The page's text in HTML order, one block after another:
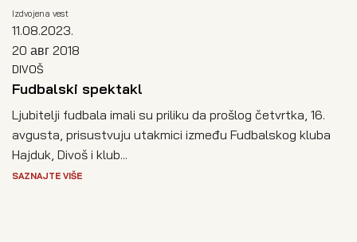
Izdvojena vest
11.08.2023.
20 авг 2018
DIVOŠ
Fudbalski spektakl
Ljubitelji fudbala imali su priliku da prošlog četvrtka, 16.
avgusta, prisustvuju utakmici između Fudbalskog kluba
Hajduk, Divoš i klub...
SAZNAJTE VIŠE